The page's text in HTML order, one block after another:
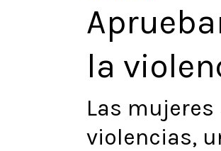
la
Las
violencias,